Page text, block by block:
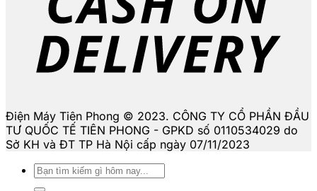
Điện Máy Tiên Phong © 2023. CÔNG TY CỔ PHẦN ĐẦU
TƯ QUỐC TẾ TIÊN PHONG - GPKD số 0110534029 do
Sở KH và ĐT TP Hà Nội cấp ngày 07/11/2023
Tìm
kiếm: